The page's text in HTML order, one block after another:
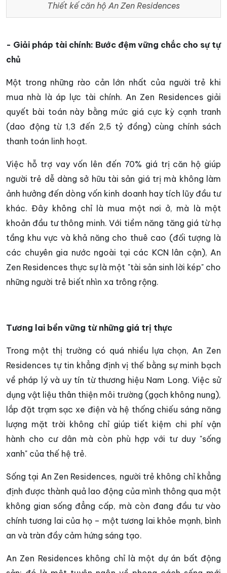
Thiết kế căn hộ An Zen Residences
- Giải pháp tài chính: Bước đệm vững chắc cho sự tự
chủ
Một trong những rào cản lớn nhất của người trẻ khi
mua nhà là áp lực tài chính. An Zen Residences giải
quyết bài toán này bằng mức giá cực kỳ cạnh tranh
(dao động từ 1,3 đến 2,5 tỷ đồng) cùng chính sách
thanh toán linh hoạt.
Việc hỗ trợ vay vốn lên đến 70% giá trị căn hộ giúp
người trẻ dễ dàng sở hữu tài sản giá trị mà không làm
ảnh hưởng đến dòng vốn kinh doanh hay tích lũy đầu tư
khác. Đây không chỉ là mua một nơi ở, mà là một
khoản đầu tư thông minh. Với tiềm năng tăng giá từ hạ
tầng khu vực và khả năng cho thuê cao (đối tượng là
các chuyên gia nước ngoài tại các KCN lân cận), An
Zen Residences thực sự là một "tài sản sinh lời kép" cho
những người trẻ biết nhìn xa trông rộng.
Tương lai bền vững từ những giá trị thực
Trong một thị trường có quá nhiều lựa chọn, An Zen
Residences tự tin khẳng định vị thế bằng sự minh bạch
về pháp lý và uy tín từ thương hiệu Nam Long. Việc sử
dụng vật liệu thân thiện môi trường (gạch không nung),
lắp đặt trạm sạc xe điện và hệ thống chiếu sáng năng
lượng mặt trời không chỉ giúp tiết kiệm chi phí vận
hành cho cư dân mà còn phù hợp với tư duy "sống
xanh" của thế hệ trẻ.
Sống tại An Zen Residences, người trẻ không chỉ khẳng
định được thành quả lao động của mình thông qua một
không gian sống đẳng cấp, mà còn đang đầu tư vào
chính tương lai của họ – một tương lai khỏe mạnh, bình
an và tràn đầy cảm hứng sáng tạo.
An Zen Residences không chỉ là một dự án bất động